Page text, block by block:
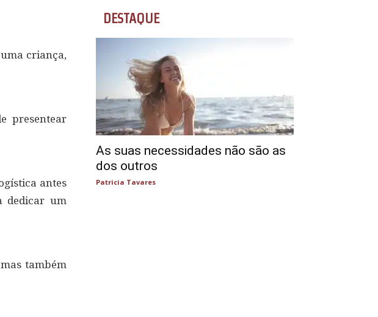
criança,
presentear
antes
dedicar um
também
DESTAQUE
As suas necessidades não são as
dos outros
Patricia Tavares